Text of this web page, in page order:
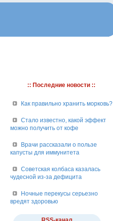
:: Последние новости ::
Как правильно хранить морковь?
Стало известно, какой эффект
можно получить от кофе
Врачи рассказали о пользе
капусты для иммунитета
Советская колбаса казалась
чудесной из-за дефицита
Ночные перекусы серьезно
вредят здоровью